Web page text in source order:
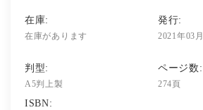
在庫:
在庫があります
発行:
2021年03
判型:
A5判上製
ページ数:
274頁
ISBN: